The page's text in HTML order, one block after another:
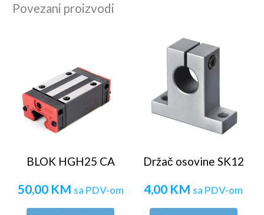
Povezani proizvodi
BLOK HGH25 CA
50,00 KM sa PDV-om
Držač osovine SK12
4,00 KM sa PDV-om